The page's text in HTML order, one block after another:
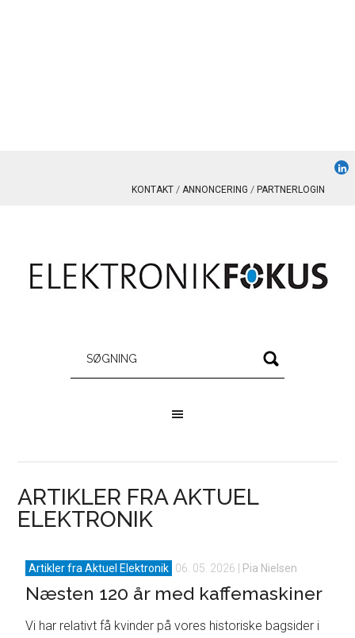
KONTAKT ANNONCERING PARTNERLOGIN
ARTIKLER FRA AKTUEL
ELEKTRONIK
Artikler fra Aktuel Elektronik 06. 05. 2026 Pia Nielsen
Næsten 120 år med kaffemaskiner
Vi har relativt få kvinder på vores historiske bagsider i